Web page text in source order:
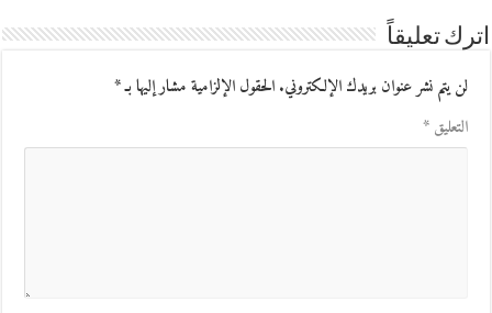
اترك تعليقاً
لن يتم نشر عنوان بريدك الإلكتروني.الحقول الإلزامية مشار إليها بـ*
التعليق*